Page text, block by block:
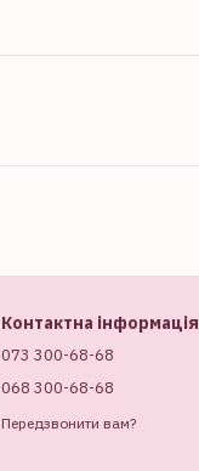
Контактна інформація
073 300-68-68
068 300-68-68
Передзвонити вам?